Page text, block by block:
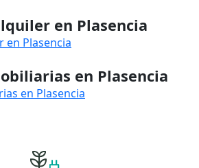
en Plasencia
en Plasencia
en Plasencia
en Plasencia